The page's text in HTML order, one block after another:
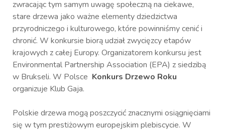
zwracając tym samym uwagę społeczną na ciekawe,
stare drzewa jako ważne elementy dziedzictwa
przyrodniczego i kulturowego, które powinniśmy cenić i
chronić. W konkursie biorą udział zwycięzcy etapów
krajowych z całej Europy. Organizatorem konkursu jest
Environmental Partnership Association (EPA) z siedzibą
w Brukseli. W Polsce Konkurs Drzewo Roku
organizuje Klub Gaja.
Polskie drzewa mogą poszczycić znacznymi osiągnięciami
się w tym prestiżowym europejskim plebiscycie. W